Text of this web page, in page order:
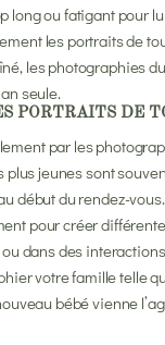
long ou fatigant pour
les portraits de
les photographies
seule.
PORTRAITS DE
par les
plus jeunes sont
début du rendez-vous.
pour créer
dans des
votre famille telle
bébé vienne